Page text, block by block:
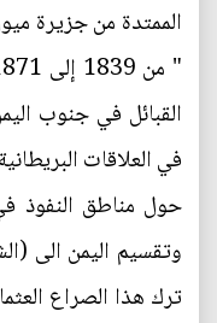
الممتدة من جزيرة
القبائل في جنوب
حول مناطق النفوذ
وتقسيم اليمن الى
ترك هذا الصراع